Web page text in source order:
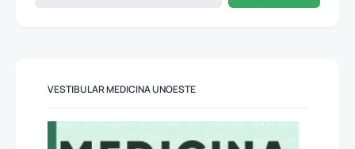
VESTIBULAR MEDICINA UNOESTE